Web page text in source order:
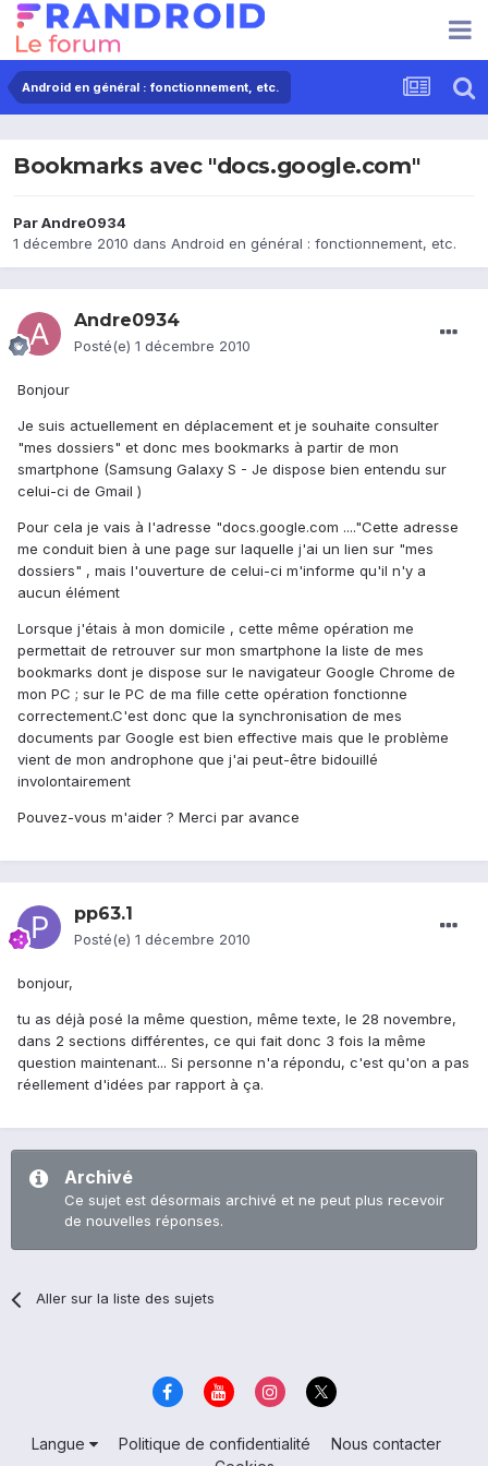
Android en général : fonctionnement, etc.
Bookmarks avec "docs.google.com"
ParAndre0934
1 décembre 2010 dans Android en général : fonctionnement, etc.
Andre0934
Posté(e) 1 décembre 2010
Bonjour
Je suis actuellement en déplacement et je souhaite consulter
"mes dossiers" et donc mes bookmarks à partir de mon
smartphone (Samsung Galaxy S - Je dispose bien entendu sur
celui-ci de Gmail )
Pour cela je vais à l'adresse "docs.google.com ...."Cette adresse
me conduit bien à une page sur laquelle j'ai un lien sur "mes
dossiers" , mais l'ouverture de celui-ci m'informe qu'il n'y a
aucun élément
Lorsque j'étais à mon domicile , cette même opération me
permettait de retrouver sur mon smartphone la liste de mes
bookmarks dont je dispose sur le navigateur Google Chrome de
mon PC ; sur le PC de ma fille cette opération fonctionne
correctement.C'est donc que la synchronisation de mes
documents par Google est bien effective mais que le problème
vient de mon androphone que j'ai peut-être bidouillé
involontairement
Pouvez-vous m'aider ? Merci par avance
pp63.1
Posté(e) 1 décembre 2010
bonjour,
tu as déjà posé la même question, même texte, le 28 novembre,
dans 2 sections différentes, ce qui fait donc 3 fois la même
question maintenant... Si personne n'a répondu, c'est qu'on a pas
réellement d'idées par rapport à ça.
Archivé
Ce sujet est désormais archivé et ne peut plus recevoir
de nouvelles réponses.
Aller sur la liste des sujets
Langue Politique de confidentialité
Nous contacter